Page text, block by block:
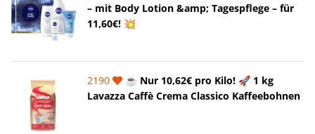
– mit Body Lotion &amp; Tagespflege – für
11,60€! 💥
2190
☕ Nur 10,62€ pro Kilo! 🚀 1 kg
Lavazza Caffè Crema Classico Kaffeebohnen